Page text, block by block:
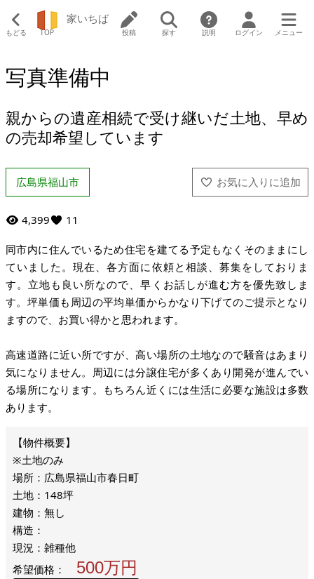
もどる TOP
家いちば
投稿 探す 説明 ログイン メニュー
写真準備中
親からの遺産相続で受け継いだ土地、早め
の売却希望しています
広島県福山市
4,399 11
同市内に住んでいるため住宅を建てる予定もなくそのままにし
ていました。現在、各方面に依頼と相談、募集をしておりま
す。立地も良い所なので、早くお話しが進む方を優先致しま
す。坪単価も周辺の平均単価からかなり下げてのご提示となり
ますので、お買い得かと思われます。
高速道路に近い所ですが、高い場所の土地なので騒音はあまり
気になりません。周辺には分譲住宅が多くあり開発が進んでい
る場所になります。もちろん近くには生活に必要な施設は多数
あります。
※土地のみ
場所：広島県福山市春日町
土地：148坪
建物：無し
構造：
現況：雑種他
希望価格：
500万円